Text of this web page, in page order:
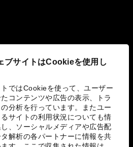
ブサイトはCookieを使用し
トではCookieを使って、ユーザー
コンテンツや広告の表示、トラ
分析を行っています。またユー
サイトの利用状況についても情
、ソーシャルメディアや広告配
解析の各パートナーに情報を共
組み